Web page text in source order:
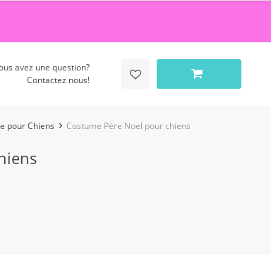
avez une question?
Contactez nous!
pour Chiens Costume Père Noel pour chiens